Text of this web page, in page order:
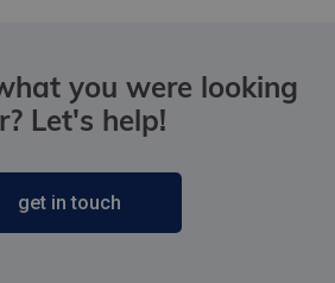
you were looking
Let's help!
get in touch